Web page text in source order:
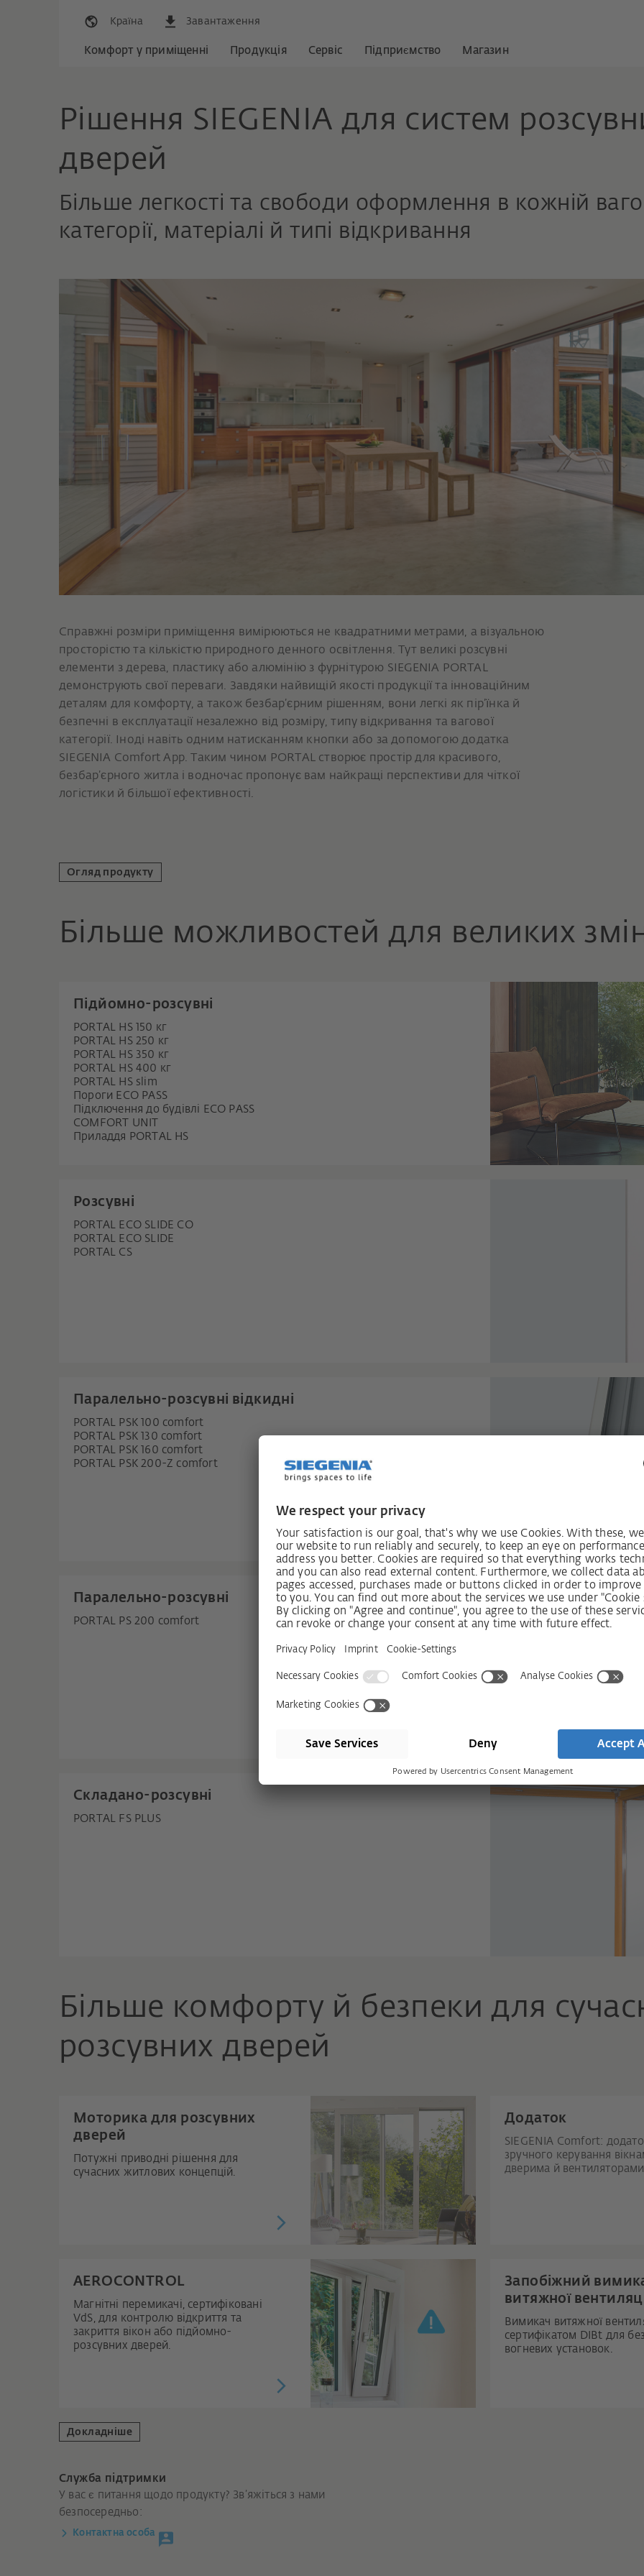
Країна Завантаження
Комфорт у приміщенні Продукція Сервіс Підприємство Магазин
Рішення SIEGENIA для систем
дверей
Більше легкості та свободи оформлення в кожній
категорії, матеріалі й типі відкривання
Справжні розміри приміщення вимірюються не квадратними метрами, а візуальною
просторістю та кількістю природного денного освітлення. Тут великі розсувні
елементи з дерева, пластику або алюмінію з фурнітурою SIEGENIA PORTAL
демонструють свої переваги. Завдяки найвищій якості продукції та інноваційним
деталям для комфорту, а також безбар’єрним рішенням, вони легкі як пір’їнка й
безпечні в експлуатації незалежно від розміру, типу відкривання та вагової
категорії. Іноді навіть одним натисканням кнопки або за допомогою додатка
SIEGENIA Comfort App. Таким чином PORTAL створює простір для красивого,
безбар’єрного житла і водночас пропонує вам найкращі перспективи для чіткої
логістики й більшої ефективності.
Огляд продукту
Більше можливостей для великих
Підйомно-розсувні
PORTAL HS 150 кг
PORTAL HS 250 кг
PORTAL HS 350 кг
PORTAL HS 400 кг
PORTAL HS slim
Пороги ECO PASS
Підключення до будівлі ECO PASS
COMFORT UNIT
Приладдя PORTAL HS
Розсувні
PORTAL ECO SLIDE CO
PORTAL ECO SLIDE
PORTAL CS
Паралельно-розсувні відкидні
PORTAL PSK 100 comfort
PORTAL PSK 130 comfort
PORTAL PSK 160 comfort
PORTAL PSK 200-Z comfort
Паралельно-розсувні
PORTAL PS 200 comfort
Складано-розсувні
PORTAL FS PLUS
Більше комфорту й безпеки для
розсувних дверей
Моторика для розсувних
дверей
Потужні приводні рішення для
сучасних житлових концепцій.
Додаток
SIEGENIA Comfort:
зручного керування
дверима й вентиляторами.
AEROCONTROL
Магнітні перемикачі, сертифіковані
VdS, для контролю відкриття та
закриття вікон або підйомно-
розсувних дверей.
Запобіжний
витяжної
Вимикач витяжної
сертифікатом DIBt для
вогневих установок.
Докладніше
Служба підтримки
У вас є питання щодо продукту? Зв’яжіться з нами
безпосередньо:
Контактна особа